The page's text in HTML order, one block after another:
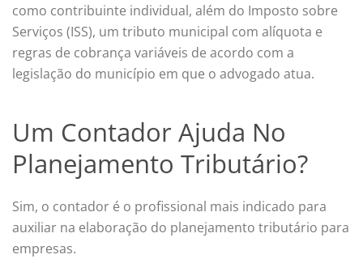
como contribuinte individual, além do Imposto sobre
Serviços (ISS), um tributo municipal com alíquota e
regras de cobrança variáveis de acordo com a
legislação do município em que o advogado atua.
Um Contador Ajuda No
Planejamento Tributário?
Sim, o contador é o profissional mais indicado para
auxiliar na elaboração do planejamento tributário para
empresas.